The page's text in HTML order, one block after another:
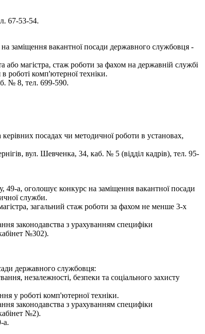
67-53-54.
заміщення вакантної посади державного службовця -
або магістра, стаж роботи за фахом на державній службі
роботі комп'ютерної техніки.
№ 8, тел. 699-590.
посадах чи методичної роботи в установах,
вул. Шевченка, 34, каб. № 5 (відділ кадрів), тел. 95-
49-а, оголошує конкурс на заміщення вакантної посади
служби.
загальний стаж роботи за фахом не менше 3-х
законодавства з урахуванням специфіки
№302).
державного службовця:
незалежності, безпеки та соціального захисту
у роботі комп'ютерної техніки.
законодавства з урахуванням специфіки
№2).
а.